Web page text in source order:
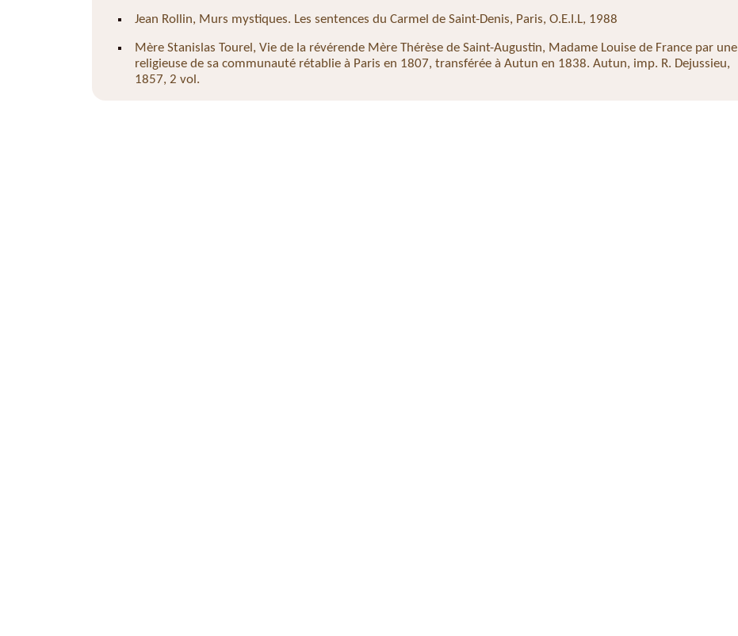
Jean Rollin, Murs mystiques. Les sentences du Carmel de Saint-Denis, Paris, O.E.I.L, 1988
Mère Stanislas Tourel, Vie de la révérende Mère Thérèse de Saint-Augustin, Madame Louise de France par une
religieuse de sa communauté rétablie à Paris en 1807, transférée à Autun en 1838. Autun, imp. R. Dejussieu,
1857, 2 vol.